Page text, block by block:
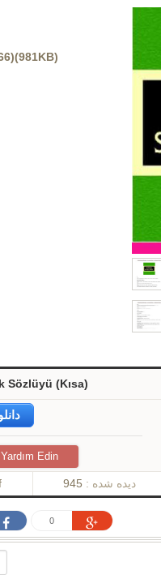
Sözlüyü (Kısa)
Edin
دیده شده : 945
0